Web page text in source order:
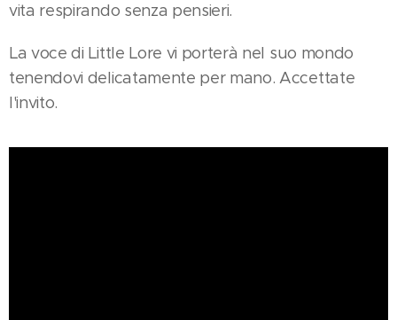
vita respirando senza pensieri.
La voce di Little Lore vi porterà nel suo mondo
tenendovi delicatamente per mano. Accettate
l'invito.